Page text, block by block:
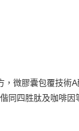
微膠囊包覆技術A
同四胜肽及咖啡因